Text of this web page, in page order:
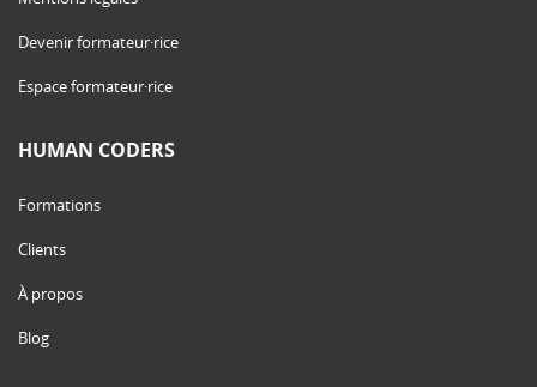
Devenir formateur·rice
Espace formateur·rice
HUMAN CODERS
Formations
Clients
À propos
Blog